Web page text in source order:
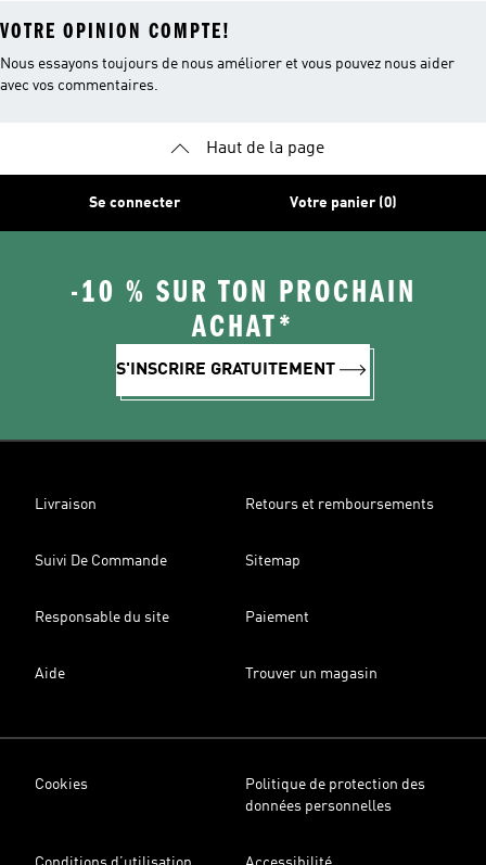
VOTRE OPINION COMPTE!
Nous essayons toujours de nous améliorer et vous pouvez nous aider
avec vos commentaires.
Haut de la page
Se connecter Votre panier (0)
-10 % SUR TON PROCHAIN
ACHAT*
S'INSCRIRE GRATUITEMENT
Livraison Retours et remboursements
Suivi De Commande Sitemap
Responsable du site Paiement
Aide Trouver un magasin
Cookies
Politique de protection des
données personnelles